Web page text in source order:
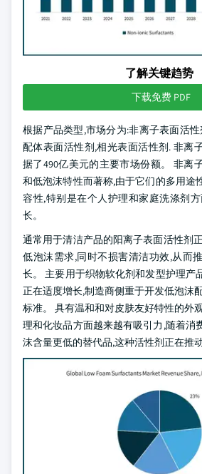
了解关键趋势
下载免费 PDF
根据产品类型,市场分为:非离子表面活
配体表面活性剂,相光表面活性剂. 非离
据了490亿美元的主要市场份额。 非离
和低泡沫特性而著称,由于它们的多用途
容性,特别是在个人护理和家庭洗涤剂
长。
通常用于清洁产品的阳离子表面活性剂
低泡沫需求,同时不损害清洁功效,从而
长。 主要用于织物软化剂和发型护理产
正在适度增长,制造商侧重于开发低泡沫
标准。 具有温和和对皮肤友好特性的外
理和化妆品方面越来越有吸引力,随着消
沫含量更低的替代品,这种活性剂正在推动